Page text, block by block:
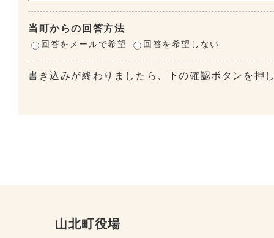
当町からの回答方法
回答をメールで希望 回答を希望しない
書き込みが終わりましたら、下の確認ボタンを押
山北町役場